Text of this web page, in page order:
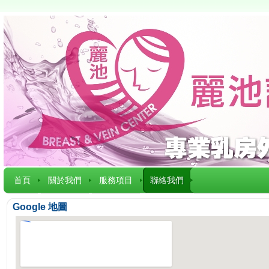
首頁 關於我們 服務項目 聯絡我們
Google 地圖